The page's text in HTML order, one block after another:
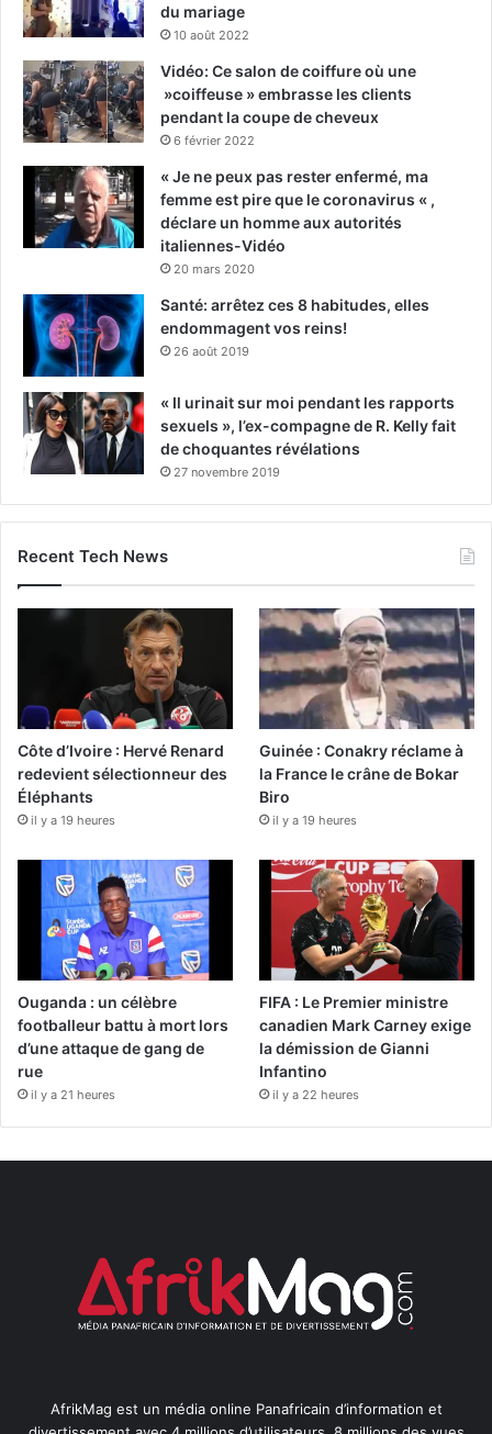
du mariage
10 août 2022
Vidéo: Ce salon de coiffure où une
»coiffeuse » embrasse les clients
pendant la coupe de cheveux
6 février 2022
« Je ne peux pas rester enfermé, ma
femme est pire que le coronavirus « ,
déclare un homme aux autorités
italiennes-Vidéo
20 mars 2020
Santé: arrêtez ces 8 habitudes, elles
endommagent vos reins!
26 août 2019
« Il urinait sur moi pendant les rapports
sexuels », l’ex-compagne de R. Kelly fait
de choquantes révélations
27 novembre 2019
Recent Tech News
Côte d’Ivoire : Hervé Renard
redevient sélectionneur des
Éléphants
il y a 19 heures
Guinée : Conakry réclame à
la France le crâne de Bokar
Biro
il y a 19 heures
Ouganda : un célèbre
footballeur battu à mort lors
d’une attaque de gang de
rue
il y a 21 heures
FIFA : Le Premier ministre
canadien Mark Carney exige
la démission de Gianni
Infantino
il y a 22 heures
AfrikMag est un média online Panafricain d’information et